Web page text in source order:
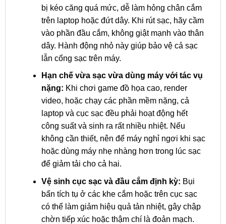
bị kéo căng quá mức, dễ làm hỏng chân cắm
trên laptop hoặc đứt dây. Khi rút sạc, hãy cầm
vào phần đầu cắm, không giật mạnh vào thân
dây. Hành động nhỏ này giúp bảo vệ cả sạc
lẫn cổng sạc trên máy.
Hạn chế vừa sạc vừa dùng máy với tác vụ
nặng: Khi chơi game đồ họa cao, render
video, hoặc chạy các phần mềm nặng, cả
laptop và cục sạc đều phải hoạt động hết
công suất và sinh ra rất nhiều nhiệt. Nếu
không cần thiết, nên để máy nghỉ ngơi khi sạc
hoặc dùng máy nhẹ nhàng hơn trong lúc sạc
để giảm tải cho cả hai.
Vệ sinh cục sạc và đầu cắm định kỳ: Bụi
bẩn tích tụ ở các khe cắm hoặc trên cục sạc
có thể làm giảm hiệu quả tản nhiệt, gây chập
chờn tiếp xúc hoặc thậm chí là đoản mạch.